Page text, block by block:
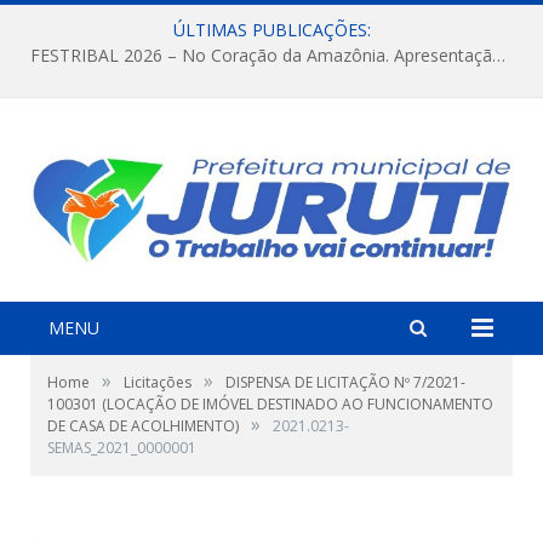
ÚLTIMAS PUBLICAÇÕES:
FESTRIBAL 2026 – No Coração da Amazônia. Apresentação da Munduruku.
MENU
Home » Licitações »
DISPENSA DE LICITAÇÃO Nº 7/2021-
100301 (LOCAÇÃO DE IMÓVEL DESTINADO AO FUNCIONAMENTO
DE CASA DE ACOLHIMENTO) »
2021.0213-
SEMAS_2021_0000001